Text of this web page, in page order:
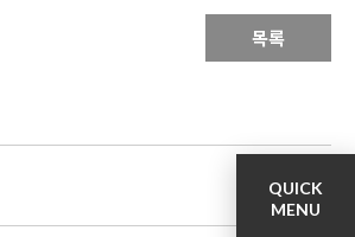
목록
QUICK
MENU